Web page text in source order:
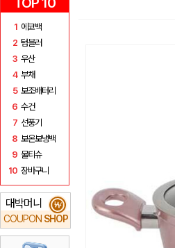
1 에코백
2 텀블러
3 우산
4 부채
5 보조배터리
6 수건
7 선풍기
8 보온보냉백
9 물티슈
10 장바구니
대박머니
COUPON SHOP
₩